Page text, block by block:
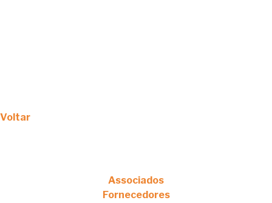
Voltar
Associados
Fornecedores